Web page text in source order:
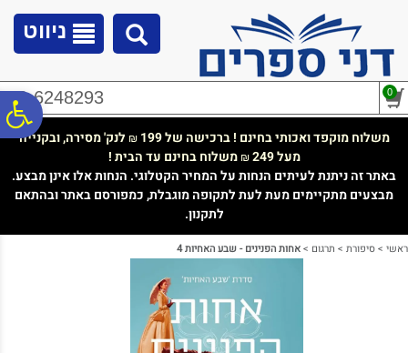
נגישות
ניווט
02-6248293 0
משלוח מוקפד ואכותי בחינם ! ברכישה של 199 ₪ לנק' מסירה, ובקנייה
מעל 249
₪משלוח בחינם עד הבית !
באתר זה ניתנת לעיתים הנחות על המחיר הקטלוגי. הנחות אלו אינן מבצע.
מבצעים מתקיימים מעת לעת לתקופה מוגבלת, כמפורסם באתר ובהתאם
לתקנון.
ראשי >סיפורת > תרגום >אחות הפנינים - שבע האחיות 4